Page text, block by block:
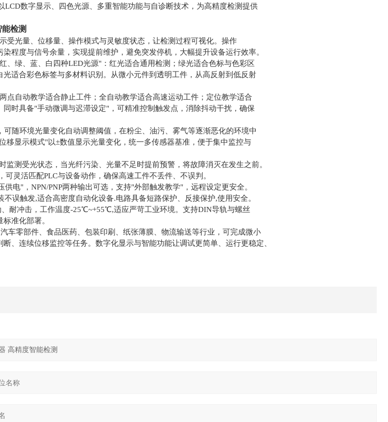
LCD数字显示、四色光源、多重智能功能与自诊断技术，为高精度检测提供
检测
受光量、位移量、操作模式与灵敏度状态，让检测过程可视化。操作
程度与信号余量，实现提前维护，避免突发停机，大幅提升设备运行效率。
、绿、蓝、白四种LED光源"：红光适合通用检测；绿光适合色标与色彩区
适合彩色标签与多材料识别。从微小元件到透明工件，从高反射到低反射
点自动教学适合静止工件；全自动教学适合高速运动工件；定位教学适合
时具备"手动微调与迟滞设定"，可精准控制触发点，消除抖动干扰，确保
可随环境光量变化自动调整阈值，在粉尘、油污、雾气等逐渐恶化的环境中
移显示模式"以±数值显示光量变化，统一多传感器基准，便于集中监控与
监测受光状态，当光纤污染、光量不足时提前预警，将故障消灭在发生之前。
可灵活匹配PLC与设备动作，确保高速工件不丢件、不误判。
电"，NPN/PNP两种输出可选，支持"外部触发教学"，远程设定更安全。
误触发,适合高密度自动化设备.电路具备短路保护、反接保护,使用安全。
耐冲击，工作温度-25℃~+55℃,适应严苛工业环境。支持DIN导轨与螺丝
准化部署。
车零部件、食品医药、包装印刷、纸张薄膜、物流输送等行业，可完成微小
、连续位移监控等任务。数字化显示与智能功能让调试更简单、运行更稳定、